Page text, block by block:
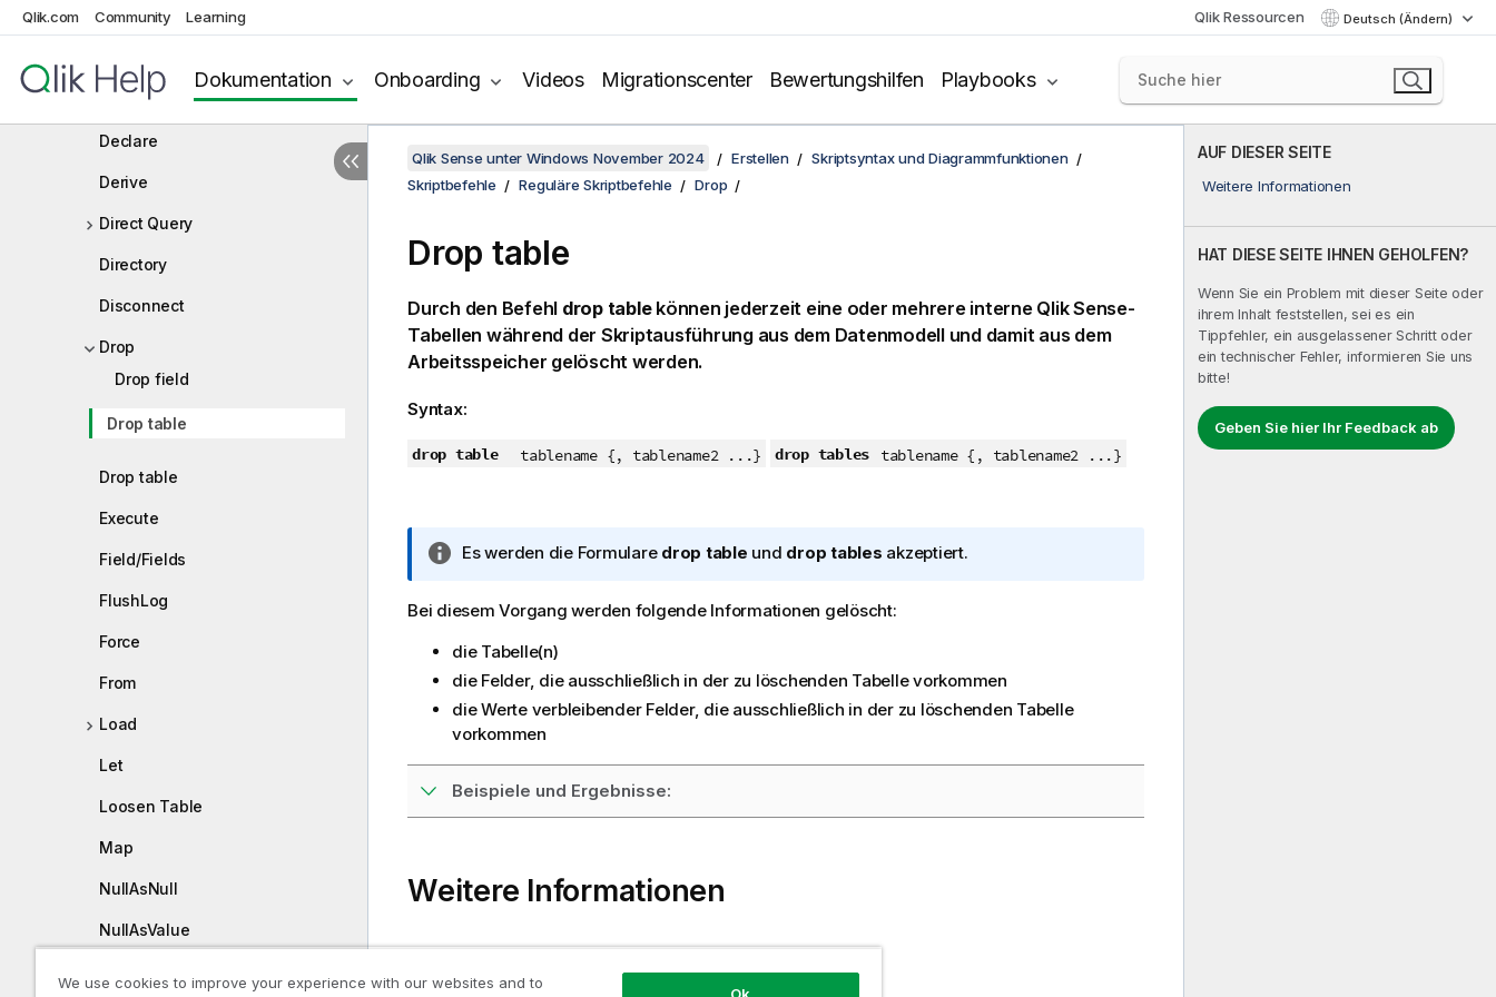
Qlik.com Community Learning Qlik Ressourcen Deutsch (Ändern)
Dokumentation Onboarding Videos Migrationscenter Bewertungshilfen Playbooks
Comment field
Connect
Declare
Derive
Direct Query
Directory
Disconnect
Drop
Drop field
Drop table
Drop table
Execute
Field/Fields
FlushLog
Force
From
Load
Let
Loosen Table
Map
NullAsNull
NullAsValue
AUF DIESER SEITE
Weitere Informationen
HAT DIESE SEITE IHNEN GEHOLFEN?
Wenn Sie ein Problem mit dieser Seite oder
ihrem Inhalt feststellen, sei es ein
Tippfehler, ein ausgelassener Schritt oder
ein technischer Fehler, informieren Sie uns
bitte!
Geben Sie hier Ihr Feedback ab
Qlik Sense unter Windows November 2024 Erstellen
Skriptsyntax und Diagrammfunktionen
Skriptbefehle
Reguläre Skriptbefehle Drop
Drop table
Durch den Befehl drop tablekönnen jederzeit eine oder mehrere interne Qlik Sense-
Tabellen während der Skriptausführung aus dem Datenmodell und damit aus dem
Arbeitsspeicher gelöscht werden.
Syntax:
drop table tablename {, tablename2 ...} drop tables tablename {, tablename2 ...}
I
r
m
a
o
n
s
n
e
Es werden die Formulare drop table und drop tables akzeptiert.
Bei diesem Vorgang werden folgende Informationen gelöscht:
die Tabelle(n)
die Felder, die ausschließlich in der zu löschenden Tabelle vorkommen
die Werte verbleibender Felder, die ausschließlich in der zu löschenden Tabelle
vorkommen
Beispiele und Ergebnisse:
Weitere Informationen
Drop field
We use cookies to improve your experience with our websites and to